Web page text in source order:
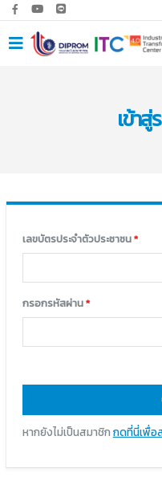
เข้า
เลขบัตรประจำตัวประชาชน*
กรอกรหัสผ่าน*
หากยังไม่เป็นสมาชิก กดที่นี่เพื่อ